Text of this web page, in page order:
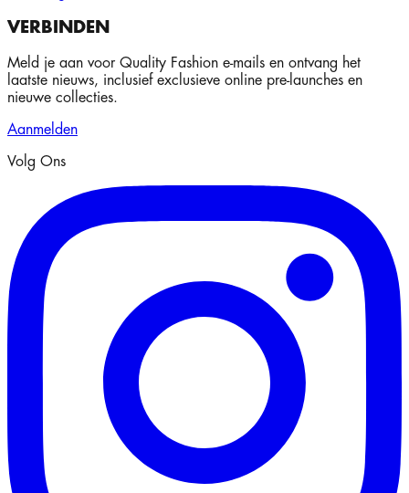
VERBINDEN
Meld je aan voor Quality Fashion e-mails en ontvang het
laatste nieuws, inclusief exclusieve online pre-launches en
nieuwe collecties.
Aanmelden
Volg Ons